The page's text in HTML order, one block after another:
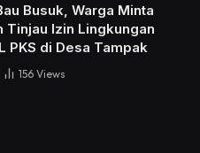
Busuk, Warga Minta
Tinjau Izin Lingkungan
PKS di Desa Tampak
156 Views